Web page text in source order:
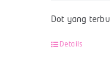
Dot yang
Details